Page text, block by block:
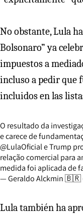
No obstante, Lula
Bolsonaro” ya
impuestos a
incluso a pedir que
incluidos en las
O resultado da
e carece de
@LulaOficiale Trump
relação comercial para
medida foi aplicada de
— Geraldo Alckmin 🇧🇷
Lula también ha